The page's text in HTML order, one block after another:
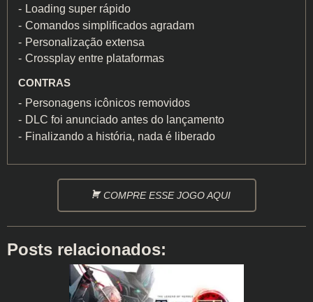
Loading super rápido
Comandos simplificados agradam
Personalização extensa
Crossplay entre plataformas
CONTRAS
Personagens icônicos removidos
DLC foi anunciado antes do lançamento
Finalizando a história, nada é liberado
COMPRE ESSE JOGO AQUI
Posts relacionados: